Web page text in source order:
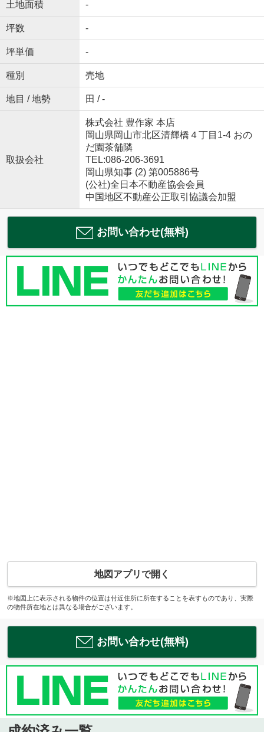
土地面積 -
坪数 -
坪単価 -
種別 売地
地目 / 地勢 田 / -
取扱会社
株式会社 豊作家 本店
岡山県岡山市北区清輝橋４丁目1-4 おの
だ園茶舗隣
TEL:086-206-3691
岡山県知事 (2) 第005886号
(公社)全日本不動産協会会員
中国地区不動産公正取引協議会加盟
お問い合わせ(無料)
地図アプリで開く
※地図上に表示される物件の位置は付近住所に所在することを表すものであり、実際
の物件所在地とは異なる場合がございます。
お問い合わせ(無料)